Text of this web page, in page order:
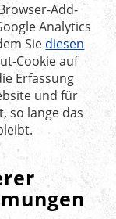
Add-
Analytics
Sie diesen
Cookie auf
Erfassung
und für
so lange das